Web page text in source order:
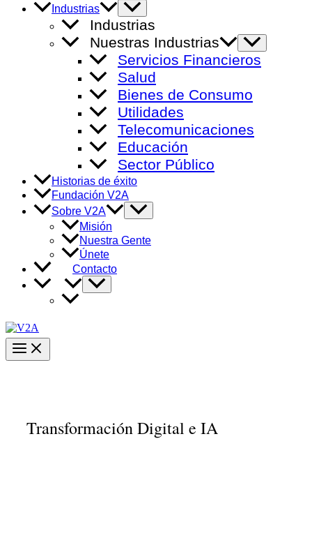
Industrias
Alternar
menú
Industrias
Nuestras Industrias
Alternar
menú
Servicios Financieros
Salud
Bienes de Consumo
Utilidades
Telecomunicaciones
Educación
Sector Público
Historias de éxito
Fundación V2A
Sobre V2A
Alternar
menú
Misión
Nuestra Gente
Únete
Contacto
Alternar
menú
Main
Menu
Transformación Digital e IA